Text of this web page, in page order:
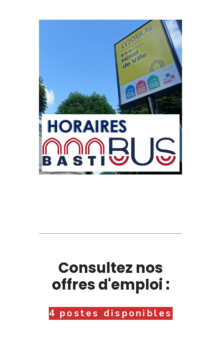
Consultez nos
offres d'emploi :
4 postes disponibles